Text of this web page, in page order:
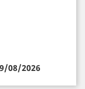
08/2026